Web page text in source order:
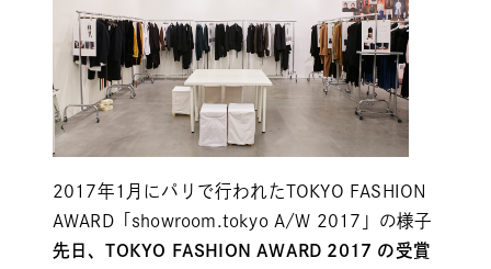
2017年1月にパリで行われたTOKYO FASHION
AWARD「showroom.tokyo A/W 2017」の様子
先日、TOKYO FASHION AWARD 2017 の受賞